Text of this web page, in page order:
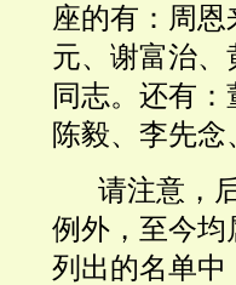
座的有：周
元、谢富治
同志。还有
陈毅、李先
请注意，
例外，至今均
列出的名单中